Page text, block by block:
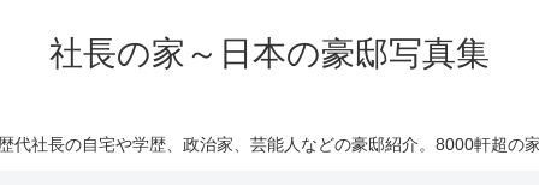
社長の家～日本の豪邸写真集
代社長の自宅や学歴、政治家、芸能人などの豪邸紹介。8000軒超の家